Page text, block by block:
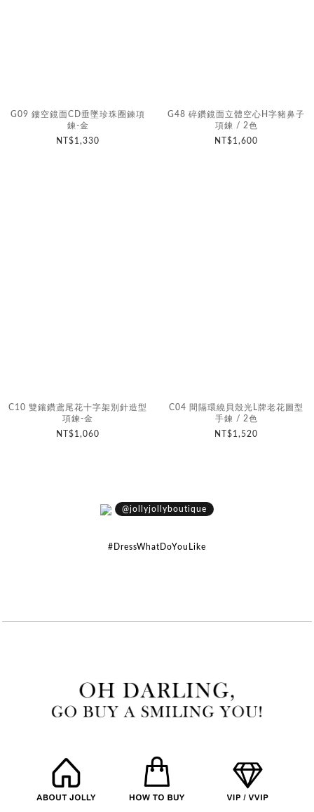
G09 鏤空鏡面CD垂墜珍珠圈鍊項
鍊-金
NT$1,330
G48 碎鑽鏡面立體空心H字豬鼻子
項鍊 / 2色
NT$1,600
C10 雙鑲鑽鳶尾花十字架別針造型
項鍊-金
NT$1,060
C04 間隔環繞貝殼光L牌老花圖型
手鍊 / 2色
NT$1,520
@jollyjollyboutique
#DressWhatDoYouLike